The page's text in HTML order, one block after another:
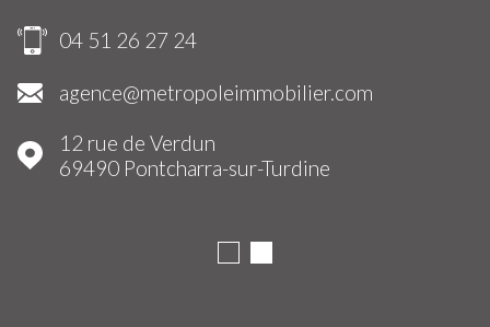
04 51 26 27 24
agence@metropoleimmobilier.com
12 rue de Verdun
69490
Pontcharra-sur-Turdine